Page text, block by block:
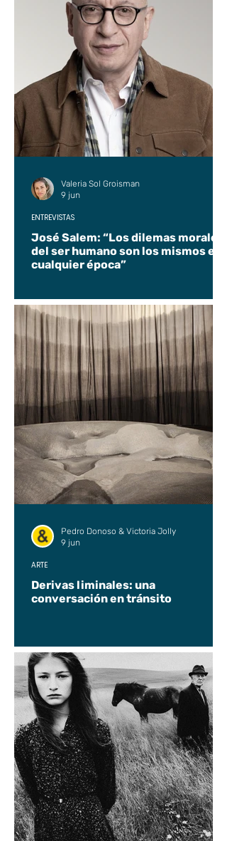
José Salem: “Los dilemas morales
del ser humano son los mismos en
cualquier época”
ENTREVISTAS
Valeria Sol Groisman
9 jun
Derivas liminales: una
conversación en tránsito
ARTE
Pedro Donoso & Victoria Jolly
9 jun